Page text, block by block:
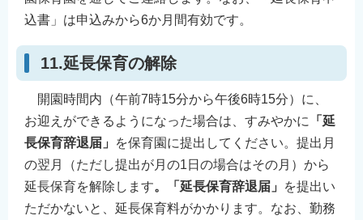
込書」は申込みから6か月間有効です。
11.延長保育の解除
開園時間内（午前7時15分から午後6時15分）に、
お迎えができるようになった場合は、すみやかに
「延
長保育辞退届」
を保育園に提出してください。提出月
の翌月（ただし提出が月の1日の場合はその月）から
延長保育を解除します。「延長保育辞退届」
を提出い
ただかないと、延長保育料がかかります。なお、勤務